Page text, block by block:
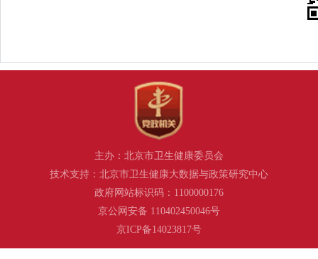
主办：北京市卫生健康委员会
技术支持：北京市卫生健康大数据与政策研究中心
政府网站标识码：1100000176
京公网安备 110402450046号
京ICP备14023817号